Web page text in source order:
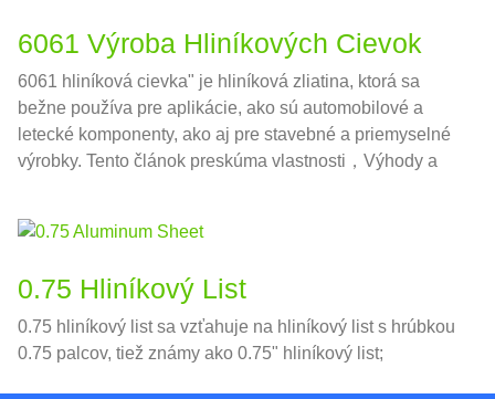
6061 Výroba Hliníkových Cievok
6061 hliníková cievka" je hliníková zliatina, ktorá sa
bežne používa pre aplikácie, ako sú automobilové a
letecké komponenty, ako aj pre stavebné a priemyselné
výrobky. Tento článok preskúma vlastnosti，Výhody a
0.75 Hliníkový List
0.75 hliníkový list sa vzťahuje na hliníkový list s hrúbkou
0.75 palcov, tiež známy ako 0.75" hliníkový list;